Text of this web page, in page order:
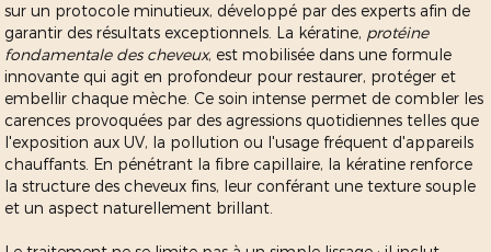
sur un protocole minutieux, développé par des experts afin de
garantir des résultats exceptionnels. La kératine, protéine
fondamentale des cheveux, est mobilisée dans une formule
innovante qui agit en profondeur pour restaurer, protéger et
embellir chaque mèche. Ce soin intense permet de combler les
carences provoquées par des agressions quotidiennes telles que
l'exposition aux UV, la pollution ou l'usage fréquent d'appareils
chauffants. En pénétrant la fibre capillaire, la kératine renforce
la structure des cheveux fins, leur conférant une texture souple
et un aspect naturellement brillant.